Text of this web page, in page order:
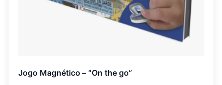
Jogo Magnético – “On the go”